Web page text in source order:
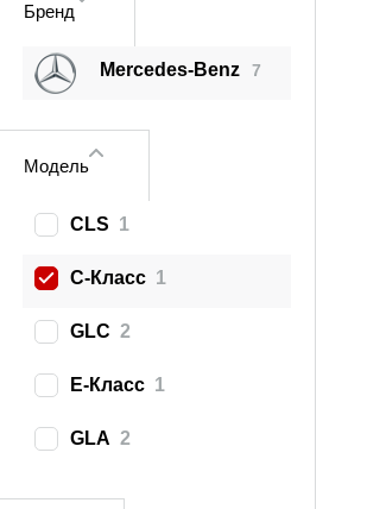
Бренд
Mercedes‑Benz 7
Модель
CLS 1
C‑Класс 1
GLC 2
E‑Класс 1
GLA 2